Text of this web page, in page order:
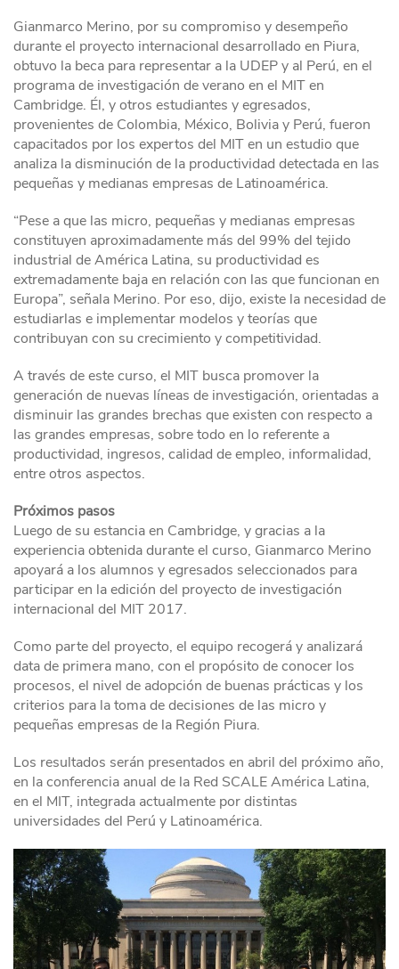
Gianmarco Merino, por su compromiso y desempeño
durante el proyecto internacional desarrollado en Piura,
obtuvo la beca para representar a la UDEP y al Perú, en el
programa de investigación de verano en el MIT en
Cambridge. Él, y otros estudiantes y egresados,
provenientes de Colombia, México, Bolivia y Perú, fueron
capacitados por los expertos del MIT en un estudio que
analiza la disminución de la productividad detectada en las
pequeñas y medianas empresas de Latinoamérica.
“Pese a que las micro, pequeñas y medianas empresas
constituyen aproximadamente más del 99% del tejido
industrial de América Latina, su productividad es
extremadamente baja en relación con las que funcionan en
Europa”, señala Merino. Por eso, dijo, existe la necesidad de
estudiarlas e implementar modelos y teorías que
contribuyan con su crecimiento y competitividad.
A través de este curso, el MIT busca promover la
generación de nuevas líneas de investigación, orientadas a
disminuir las grandes brechas que existen con respecto a
las grandes empresas, sobre todo en lo referente a
productividad, ingresos, calidad de empleo, informalidad,
entre otros aspectos.
Próximos pasos
Luego de su estancia en Cambridge, y gracias a la
experiencia obtenida durante el curso, Gianmarco Merino
apoyará a los alumnos y egresados seleccionados para
participar en la edición del proyecto de investigación
internacional del MIT 2017.
Como parte del proyecto, el equipo recogerá y analizará
data de primera mano, con el propósito de conocer los
procesos, el nivel de adopción de buenas prácticas y los
criterios para la toma de decisiones de las micro y
pequeñas empresas de la Región Piura.
Los resultados serán presentados en abril del próximo año,
en la conferencia anual de la Red SCALE América Latina,
en el MIT, integrada actualmente por distintas
universidades del Perú y Latinoamérica.